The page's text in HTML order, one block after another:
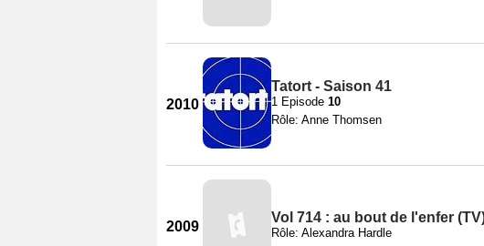
2010
Tatort - Saison 41
1 Episode 10
Rôle: Anne Thomsen
2009
Vol 714 : au bout de l'enfer
Rôle: Alexandra Hardle